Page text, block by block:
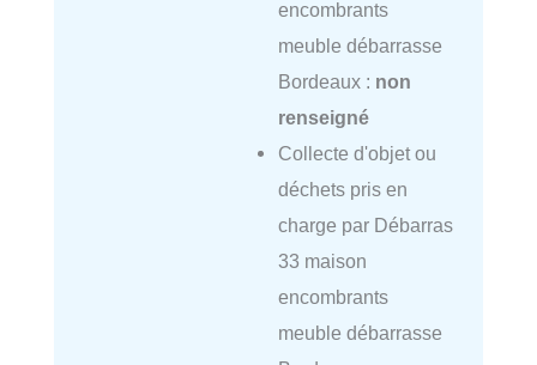
encombrants
meuble débarrasse
Bordeaux : non
renseigné
Collecte d'objet ou
déchets pris en
charge par Débarras
33 maison
encombrants
meuble débarrasse